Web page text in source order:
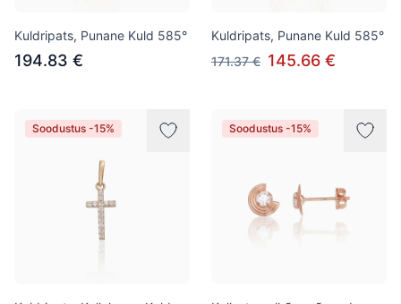
Kuldripats, Punane Kuld 585°
194.83 €
Kuldripats, Punane Kuld 585°
171.37 € 145.66 €
Soodustus -15% Soodustus -15%